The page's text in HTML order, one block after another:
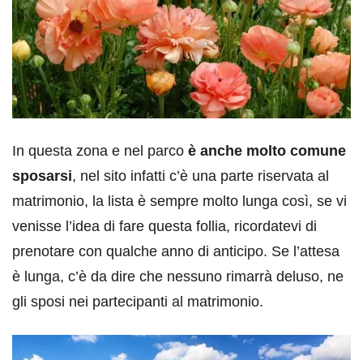
In questa zona e nel parco è anche molto comune
sposarsi, nel sito infatti c’è una parte riservata al
matrimonio, la lista è sempre molto lunga così, se vi
venisse l’idea di fare questa follia, ricordatevi di
prenotare con qualche anno di anticipo. Se l’attesa
è lunga, c’è da dire che nessuno rimarrà deluso, ne
gli sposi nei partecipanti al matrimonio.